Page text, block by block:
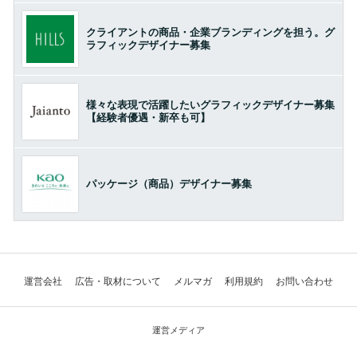
クライアントの商品・企業ブランディングを担う。グ
ラフィックデザイナー募集
様々な表現で活躍したいグラフィックデザイナー募集
【経験者優遇・新卒も可】
パッケージ（商品）デザイナー募集
運営会社 広告・取材について メルマガ 利用規約 お問い合わせ
運営メディア